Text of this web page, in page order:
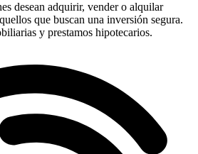
desean adquirir, vender o alquilar
que buscan una inversión segura.
y prestamos hipotecarios.